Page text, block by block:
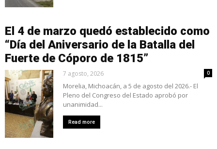
El 4 de marzo quedó establecido como
“Día del Aniversario de la Batalla del
Fuerte de Cóporo de 1815”
7 agosto, 2026 0
Morelia, Michoacán, a 5 de agosto del 2026.- El
Pleno del Congreso del Estado aprobó por
unanimidad...
Read more